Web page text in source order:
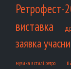
Ретрофест-
виставка
заявка
музика в стилі ретро